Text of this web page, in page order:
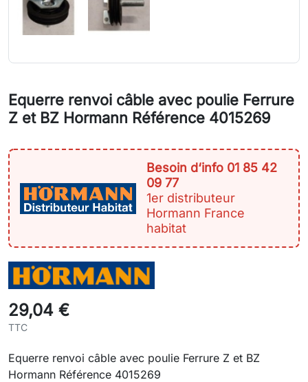
Equerre renvoi câble avec poulie Ferrure
Z et BZ Hormann Référence 4015269
Besoin d‘info 01 85 42
09 77
1er distributeur
Hormann France
habitat
29,04 €
TTC
Equerre renvoi câble avec poulie Ferrure Z et BZ
Hormann Référence 4015269